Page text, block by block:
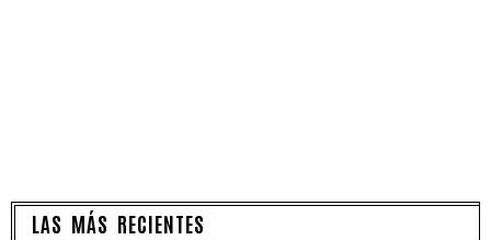
LAS MÁS RECIENTES